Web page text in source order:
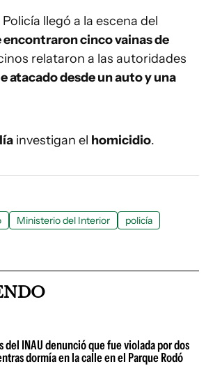
llegó a la escena del
encontraron cinco vainas de
relataron a las autoridades
atacado desde un auto y una
investigan el homicidio.
Ministerio del Interior
policía
del INAU denunció que fue violada por dos
dormía en la calle en el Parque Rodó